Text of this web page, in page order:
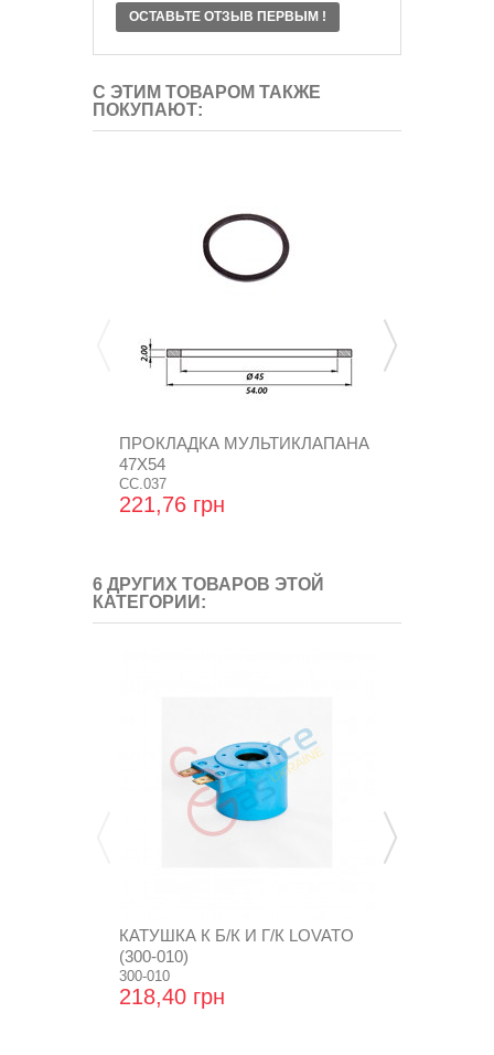
ОСТАВЬТЕ ОТЗЫВ ПЕРВЫМ !
С ЭТИМ ТОВАРОМ ТАКЖЕ
ПОКУПАЮТ:
ПРОКЛАДКА МУЛЬТИКЛАПАНА
47X54
CC.037
221,76 грн
6 ДРУГИХ ТОВАРОВ ЭТОЙ
КАТЕГОРИИ:
КАТУШКА К Б/К И Г/К LOVATO
(300-010)
300-010
218,40 грн